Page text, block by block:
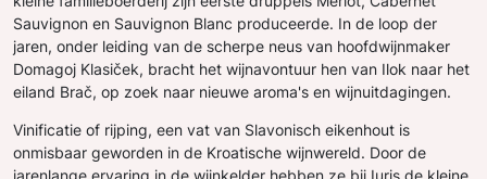
Sauvignon en Sauvignon Blanc produceerde. In de loop der
jaren, onder leiding van de scherpe neus van hoofdwijnmaker
Domagoj Klasiček, bracht het wijnavontuur hen van Ilok naar het
eiland Brač, op zoek naar nieuwe aroma's en wijnuitdagingen.
Vinificatie of rijping, een vat van Slavonisch eikenhout is
onmisbaar geworden in de Kroatische wijnwereld. Door de